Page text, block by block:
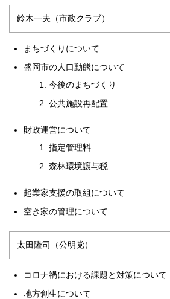
鈴木一夫（市政クラブ）
まちづくりについて
盛岡市の人口動態について
今後のまちづくり
公共施設再配置
財政運営について
指定管理料
森林環境譲与税
起業家支援の取組について
空き家の管理について
太田隆司（公明党）
コロナ禍における課題と対策について
地方創生について